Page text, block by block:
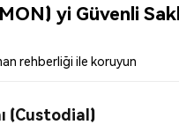
yi Güvenli
rehberliği ile koruyun
(Custodial)